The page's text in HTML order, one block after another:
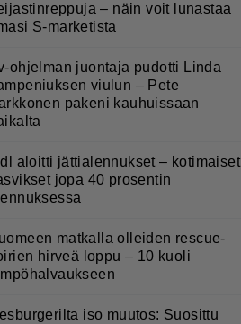
– näin voit lunastaa
S-marketista
ohjelman juontaja pudotti Linda
viulun – Pete
pakeni kauhuissaan
aloitti jättialennukset – kotimaiset
jopa 40 prosentin
matkalla olleiden rescue-
hirveä loppu – 10 kuoli
iso muutos: Suosittu